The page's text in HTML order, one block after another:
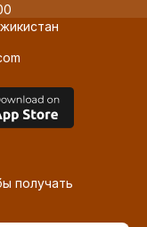
получать